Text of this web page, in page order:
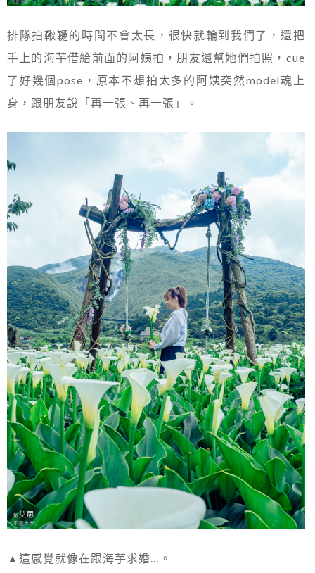
排隊拍鞦韆的時間不會太長，很快就輪到我們了，還把
手上的海芋借給前面的阿姨拍，朋友還幫她們拍照，cue
了好幾個pose，原本不想拍太多的阿姨突然model魂上
身，跟朋友說「再一張、再一張」。
▲這感覺就像在跟海芋求婚…。